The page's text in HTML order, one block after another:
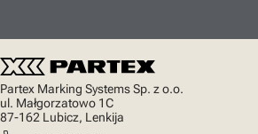
Partex Marking Systems Sp. z o.o.
ul. Małgorzatowo 1C
87-162 Lubicz, Lenkija